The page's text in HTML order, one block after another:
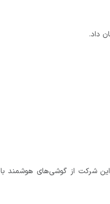
داد.
شرکت از گوشی‌های هوشمند با